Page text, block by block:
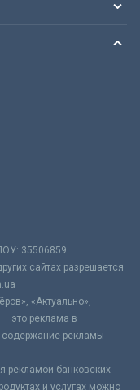
35506859
сайтах разрешается
«Актуально»,
это реклама в
рекламы
рекламой банковских
и услугах можно